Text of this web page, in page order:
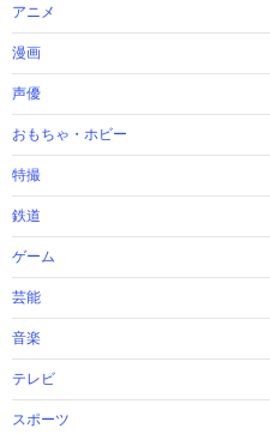
アニメ
漫画
声優
おもちゃ・ホビー
特撮
鉄道
ゲーム
芸能
音楽
テレビ
スポーツ